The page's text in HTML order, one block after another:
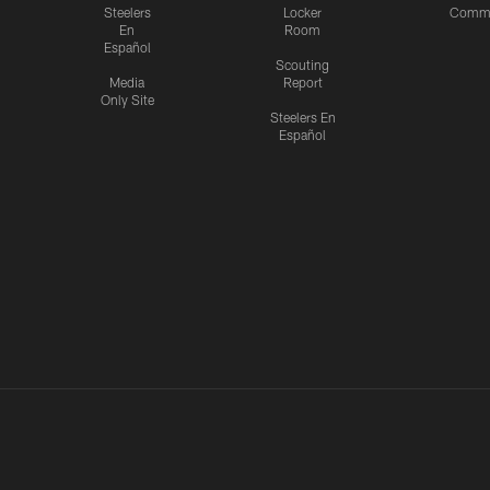
Steelers
En
Español
Media
Only Site
Locker
Room
Scouting
Report
Steelers En
Español